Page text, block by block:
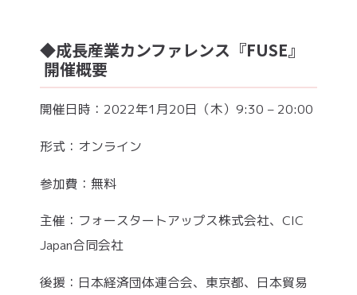
◆成長産業カンファレンス『FUSE』
開催概要
開催日時：2022年1月20日（木）9:30 – 20:00
形式：オンライン
参加費：無料
主催：フォースタートアップス株式会社、CIC
Japan合同会社
後援：日本経済団体連合会、東京都、日本貿易